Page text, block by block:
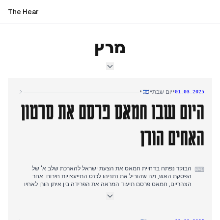
The Hear
מרץ
01.03.2025
•יום שבת•
•
היום שבו חמאס פרסם את סרטון
האחים הורן
⌨ הבוקר נפתח בדחיית חמאס את הצעת ישראל להארכת שלב א' של
הפסקת האש, מה שהוביל את נתניהו לכנס התייעצויות חירום. אחר
הצהריים, חמאס פרסם תיעוד המראה את הפרידה בין איתן הורן לאחיו
התגלה גם נמרוד כהן בין החטופים.